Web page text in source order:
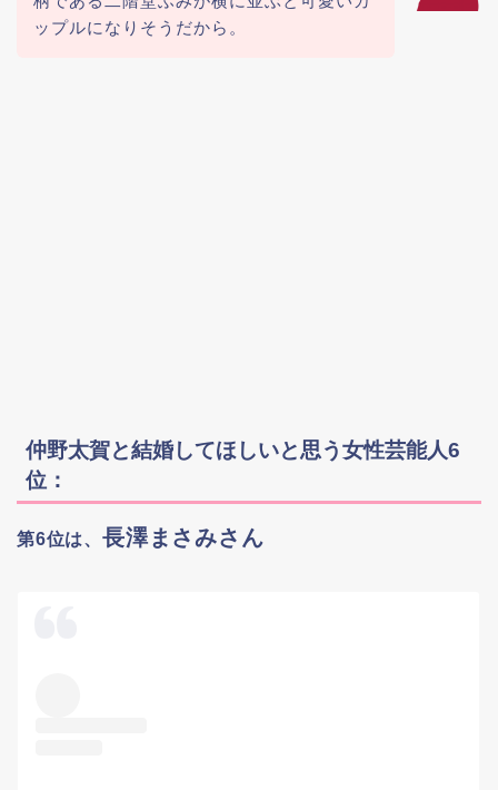
ップルになりそうだから。
仲野太賀と結婚してほしいと思う女性芸能人6
位：
第6位は、 長澤まさみさん